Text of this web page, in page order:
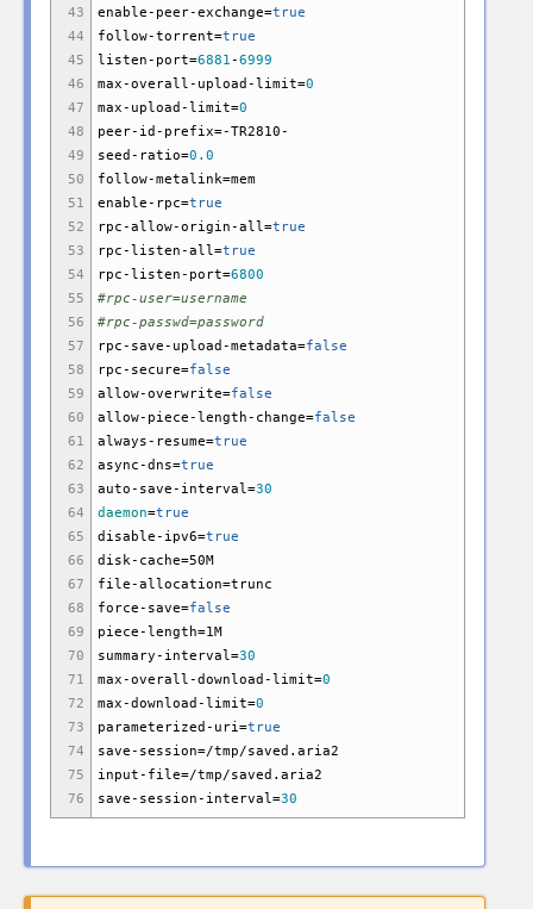
43
44
45
46
47
48
49
50
51
52
53
54
55
56
57
58
59
60
61
62
63
64
65
66
67
68
69
70
71
72
73
74
75
76
enable-peer-exchange=true
follow-torrent=true
listen-port=6881-6999
max-overall-upload-limit=0
max-upload-limit=0
peer-id-prefix=-TR2810-
seed-ratio=0.0
follow-metalink=mem
enable-rpc=true
rpc-allow-origin-all=true
rpc-listen-all=true
rpc-listen-port=6800
#rpc-user=username
#rpc-passwd=password
rpc-save-upload-metadata=false
rpc-secure=false
allow-overwrite=false
allow-piece-length-change=false
always-resume=true
async-dns=true
auto-save-interval=30
daemon=true
disable-ipv6=true
disk-cache=50M
file-allocation=trunc
force-save=false
piece-length=1M
summary-interval=30
max-overall-download-limit=0
max-download-limit=0
parameterized-uri=true
save-session=/tmp/saved.aria2
input-file=/tmp/saved.aria2
save-session-interval=30